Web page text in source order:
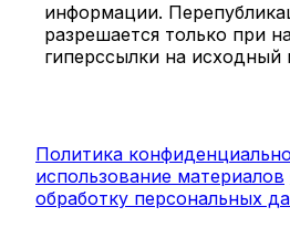
информации.
разрешается только при
гиперссылки на исходный
Политика
использование материалов
обработку персональных